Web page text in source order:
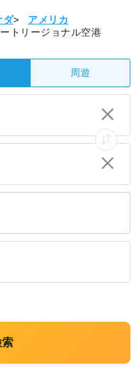
ダ>
アメリカ
トリージョナル空港
周遊
索